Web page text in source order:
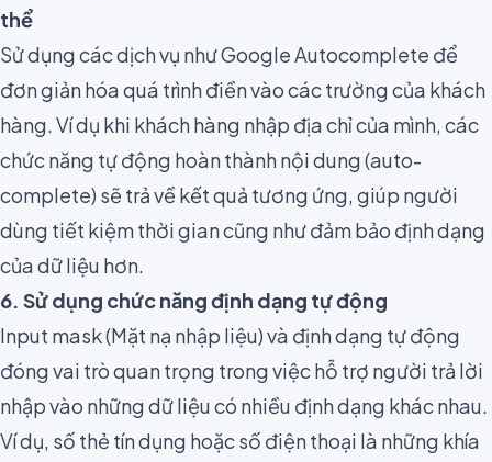
thể
Sử dụng các dịch vụ nhưGoogle Autocomplete để
đơn giản hóa quá trình điền vào các trường của khách
hàng. Ví dụ khi khách hàng nhập địa chỉ của mình, các
chức năng tự động hoàn thành nội dung (auto-
complete) sẽ trả về kết quả tương ứng, giúp người
dùng tiết kiệm thời gian cũng như đảm bảo định dạng
của dữ liệu hơn.
6. Sử dụng chức năng định dạng tự động
Input mask (Mặt nạ nhập liệu) và định dạng tự động
đóng vai trò quan trọng trong việc hỗ trợ người trả lời
nhập vào những dữ liệu có nhiều định dạng khác nhau.
Ví dụ, số thẻ tín dụng hoặc số điện thoại là những khía